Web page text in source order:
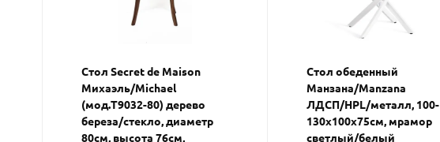
Стол Secret de Maison
Михаэль/Michael
(мод.T9032-80) дерево
береза/стекло, диаметр
80см, высота 76см,
Стол обеденный
Манзана/Manzana
ЛДСП/HPL/металл, 100-
130х100х75см, мрамор
светлый/белый